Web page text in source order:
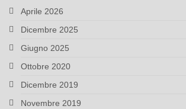
Aprile 2026
Dicembre 2025
Giugno 2025
Ottobre 2020
Dicembre 2019
Novembre 2019